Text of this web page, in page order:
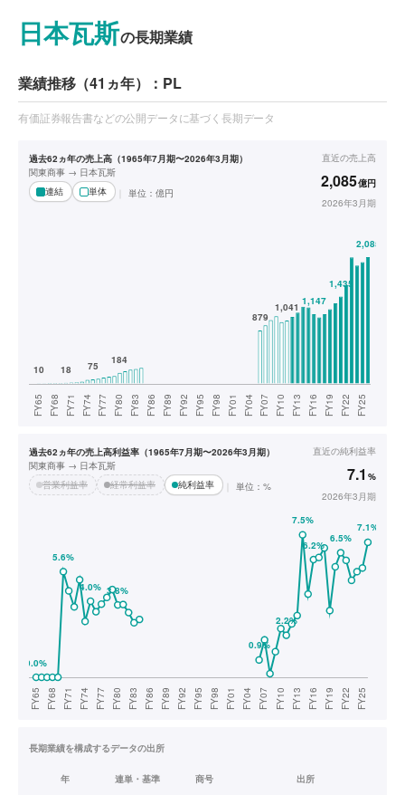
日本瓦斯の長期業績
業績推移（41ヵ年）：PL
有価証券報告書などの公開データに基づく長期データ
過去62ヵ年の売上高（1965年7月期〜2026年3月期）
関東商事 → 日本瓦斯
連結
単体 単位： 億円
直近の売上高
2,085億円
2026年3月期
過去62ヵ年の売上高利益率（1965年7月期〜2026年3月期）
関東商事 → 日本瓦斯
営業利益率
経常利益率 純利益率 単位：%
直近の純利益率
7.1 %
2026年3月期
長期業績を構成するデータの出所
年 連単・基準 商号 出所